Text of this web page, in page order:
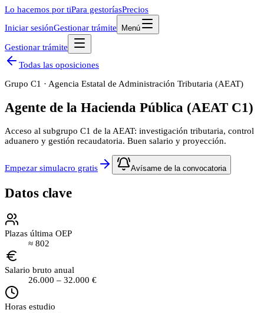
Lo hacemos por tiPara gestoríasPrecios
Iniciar sesiónGestionar trámite Menú
Gestionar trámite
Todas las oposiciones
Grupo C1 · Agencia Estatal de Administración Tributaria (AEAT)
Agente de la Hacienda Pública (AEAT C1)
Acceso al subgrupo C1 de la AEAT: investigación tributaria, control
aduanero y gestión recaudatoria. Buen salario y proyección.
Empezar simulacro gratis Avísame de la convocatoria
Datos clave
Plazas última OEP
≈ 802
Salario bruto anual
26.000 – 32.000 €
Horas estudio